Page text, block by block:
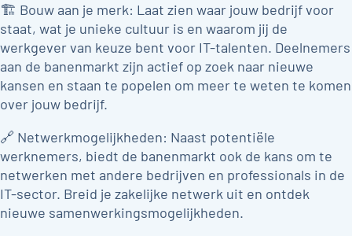
🏗 Bouw aan je merk: Laat zien waar jouw bedrijf voor
staat, wat je unieke cultuur is en waarom jij de
werkgever van keuze bent voor IT-talenten. Deelnemers
aan de banenmarkt zijn actief op zoek naar nieuwe
kansen en staan te popelen om meer te weten te komen
over jouw bedrijf.
🔗 Netwerkmogelijkheden: Naast potentiële
werknemers, biedt de banenmarkt ook de kans om te
netwerken met andere bedrijven en professionals in de
IT-sector. Breid je zakelijke netwerk uit en ontdek
nieuwe samenwerkingsmogelijkheden.